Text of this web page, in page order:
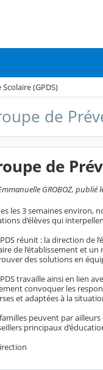
(GPDS)
de
de
GROBOZ,
les 3 semaines environ,
d’élèves qui
réunit : la direction de
de l’établissement et
des solutions en
travaille ainsi en lien
convoquer les
et adaptées à la
peuvent par
principaux